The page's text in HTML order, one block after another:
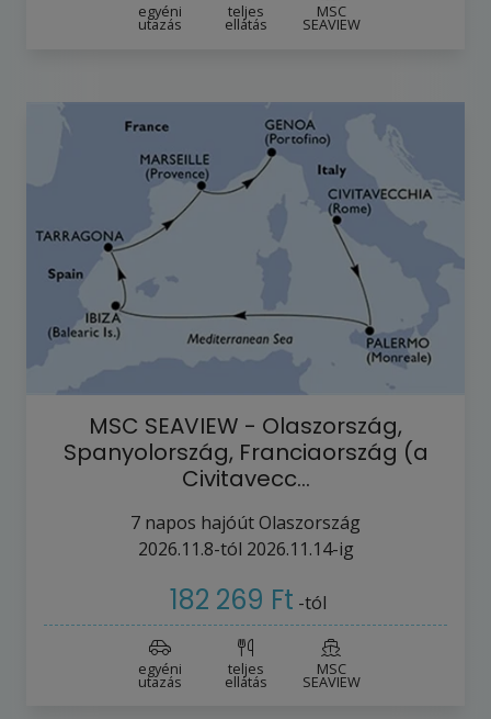
egyéni
utazás
teljes
ellátás
MSC
SEAVIEW
MSC SEAVIEW - Olaszország,
Spanyolország, Franciaország (a
Civitavecc…
7 napos hajóútOlaszország
2026.11.8-tól 2026.11.14-ig
182 269 Ft -tól
egyéni
utazás
teljes
ellátás
MSC
SEAVIEW